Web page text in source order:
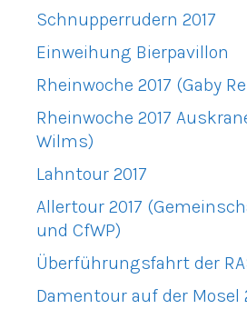
Schnupperrudern 2017
Einweihung Bierpavillon
Rheinwoche 2017 (Gaby
Rheinwoche 2017
Wilms)
Lahntour 2017
Allertour 2017
und CfWP)
Überführungsfahrt der
Damentour auf der Mosel